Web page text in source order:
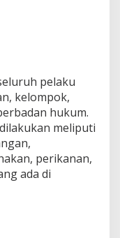
pelaku
kelompok,
hukum.
meliputi
perikanan,
ada di